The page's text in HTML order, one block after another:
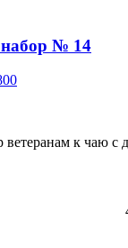
№ 14
к чаю с